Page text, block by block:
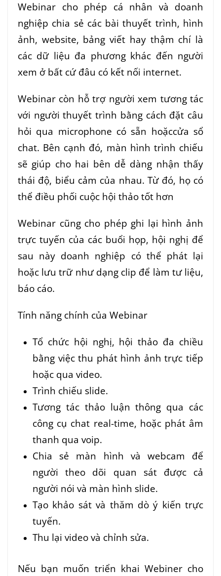
Webinar cho phép cá nhân và doanh
nghiệp chia sẻ các bài thuyết trình, hình
ảnh, website, bảng viết hay thậm chí là
các dữ liệu đa phương khác đến người
xem ở bất cứ đâu có kết nối internet.
Webinar còn hỗ trợ người xem tương tác
với người thuyết trình bằng cách đặt câu
hỏi qua microphone có sẵn hoặccửa sổ
chat. Bên cạnh đó, màn hình trình chiếu
sẽ giúp cho hai bên dễ dàng nhận thấy
thái độ, biểu cảm của nhau. Từ đó, họ có
thể điều phối cuộc hội thảo tốt hơn
Webinar cũng cho phép ghi lại hình ảnh
trực tuyến của các buổi họp, hội nghị để
sau này doanh nghiệp có thể phát lại
hoặc lưu trữ như dạng clip để làm tư liệu,
báo cáo.
Tính năng chính của Webinar
Tổ chức hội nghị, hội thảo đa chiều
bằng việc thu phát hình ảnh trực tiếp
hoặc qua video.
Trình chiếu slide.
Tương tác thảo luận thông qua các
công cụ chat real-time, hoặc phát âm
thanh qua voip.
Chia sẻ màn hình và webcam để
người theo dõi quan sát được cả
người nói và màn hình slide.
Tạo khảo sát và thăm dò ý kiến trực
tuyến.
Thu lại video và chỉnh sửa.
Nếu bạn muốn triển khai Webiner cho